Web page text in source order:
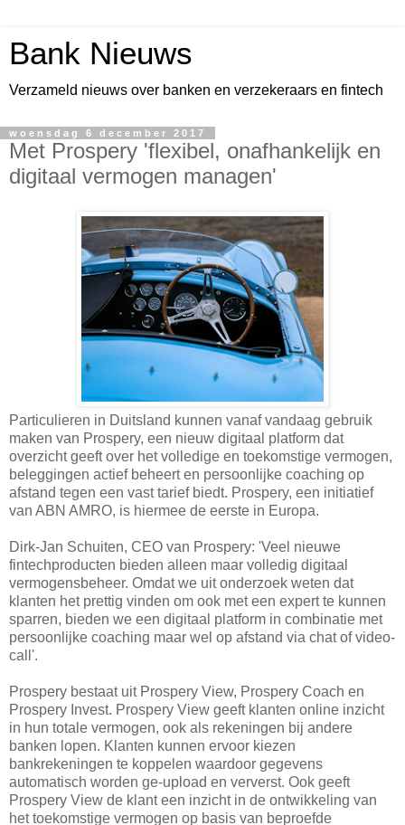
Bank Nieuws
Verzameld nieuws over banken en verzekeraars en fintech
woensdag 6 december 2017
Met Prospery 'flexibel, onafhankelijk en
digitaal vermogen managen'
Particulieren in Duitsland kunnen vanaf vandaag gebruik
maken van Prospery, een nieuw digitaal platform dat
overzicht geeft over het volledige en toekomstige vermogen,
beleggingen actief beheert en persoonlijke coaching op
afstand tegen een vast tarief biedt. Prospery, een initiatief
van ABN AMRO, is hiermee de eerste in Europa.
Dirk-Jan Schuiten, CEO van Prospery: 'Veel nieuwe
fintechproducten bieden alleen maar volledig digitaal
vermogensbeheer. Omdat we uit onderzoek weten dat
klanten het prettig vinden om ook met een expert te kunnen
sparren, bieden we een digitaal platform in combinatie met
persoonlijke coaching maar wel op afstand via chat of video-
call'.
Prospery bestaat uit Prospery View, Prospery Coach en
Prospery Invest. Prospery View geeft klanten online inzicht
in hun totale vermogen, ook als rekeningen bij andere
banken lopen. Klanten kunnen ervoor kiezen
bankrekeningen te koppelen waardoor gegevens
automatisch worden ge-upload en ververst. Ook geeft
Prospery View de klant een inzicht in de ontwikkeling van
het toekomstige vermogen op basis van beproefde